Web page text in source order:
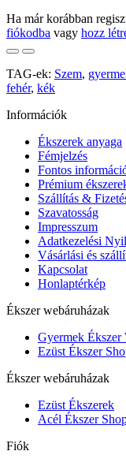
Ha már korábban
fiókodba vagy hozz
TAG-ek: Szem,
fehér, kék
Információk
Ékszerek anyaga
Fémjelzés
Fontos
Prémium
Szállítás &
Szavatosság
Impresszum
Adatkezelési
Vásárlási és
Kapcsolat
Honlaptérkép
Ékszer webáruházak
Gyermek Ékszer
Ezüst Ékszer
Ékszer webáruházak
Ezüst Ékszerek
Acél Ékszer
Fiók